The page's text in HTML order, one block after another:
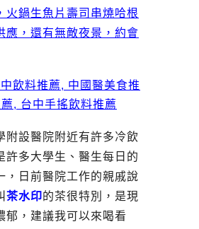
火鍋生魚片壽司串燒哈根
應，還有無敵夜景，約會
附設醫院附近有許多冷飲
許多大學生、醫生每日的
，日前醫院工作的親戚說
茶水印的茶很特別，是現
郁，建議我可以來喝看